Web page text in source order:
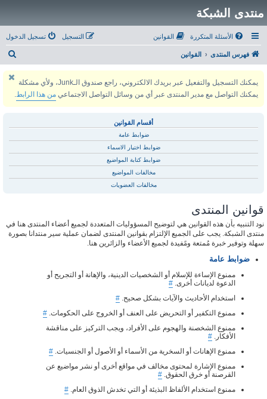
منتدى الشبكة
الأسئلة المتكررة القوانين تسجيل الدخول التسجيل
فهرس المنتدى القوانين
يمكنك التسجيل والتفعيل عبر بريدك الالكتروني، راجع صندوق الـJunk، ولأي مشكلة
يمكنك التواصل مع مدير المنتدى عبر أي من وسائل التواصل الاجتماعي من هذا الرابط.
أقسام القوانين
ضوابط عامة
ضوابط اختيار الاسماء
ضوابط كتابة المواضيع
مخالفات المواضيع
مخالفات العضويات
قوانين المنتدى
نود التنبيه بأن هذه القوانين هي لتوضيح المسؤوليات المتعددة لجميع أعضاء المنتدى هنا في
منتدى الشبكة. يجب على الجميع الإلتزام بقوانين المنتدى لضمان عملية سير منتدانا بصورة
سهلة وتوفير خبرة مُمتعة ومًفيدة لجميع الأعضاء والزائرين هنا.
ضوابط عامة
ممنوع الإساءة للإسلام أو الشخصيات الدينية، والإهانة أو التجريح أو
الدعوة لديانات أخرى. #
استخدام الأحاديث والآيات بشكل صحيح. #
ممنوع التكفير أو التحريض على العنف أو الخروج على الحكومات. #
ممنوع الشخصنة والهجوم على الأفراد، ويجب التركيز على مناقشة
الأفكار. #
ممنوع الإهانات أو السخرية من الأسماء أو الأصول أو الجنسيات. #
ممنوع الإشارة لمحتوى مخالف في مواقع أخرى أو نشر مواضيع عن
القرصنة أو خرق الحقوق. #
ممنوع استخدام الألفاظ البذيئة أو التي تخدش الذوق العام. #